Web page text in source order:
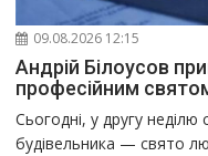
09.08.2026 12:15
Андрій Білоусов
професійним
Сьогодні, у другу неділю
будівельника — свято